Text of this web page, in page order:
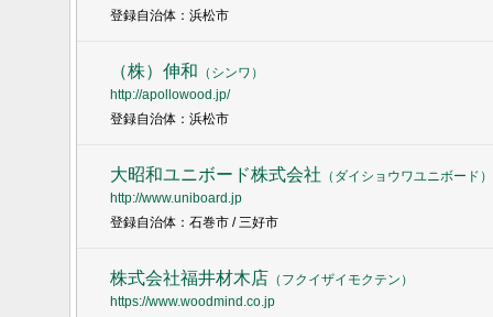
登録自治体：浜松市
（株）伸和 （ シンワ ）
http://apollowood.jp/
登録自治体：浜松市
大昭和ユニボード株式会社 （ ダイショウワユニボード ）
http://www.uniboard.jp
登録自治体：石巻市 / 三好市
株式会社福井材木店 （ フクイザイモクテン ）
https://www.woodmind.co.jp